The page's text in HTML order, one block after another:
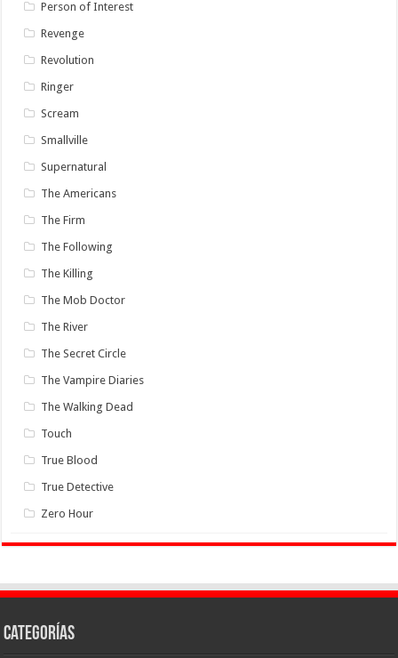
Person of Interest
Revenge
Revolution
Ringer
Scream
Smallville
Supernatural
The Americans
The Firm
The Following
The Killing
The Mob Doctor
The River
The Secret Circle
The Vampire Diaries
The Walking Dead
Touch
True Blood
True Detective
Zero Hour
Categorías